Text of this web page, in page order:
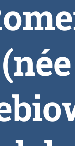
(née